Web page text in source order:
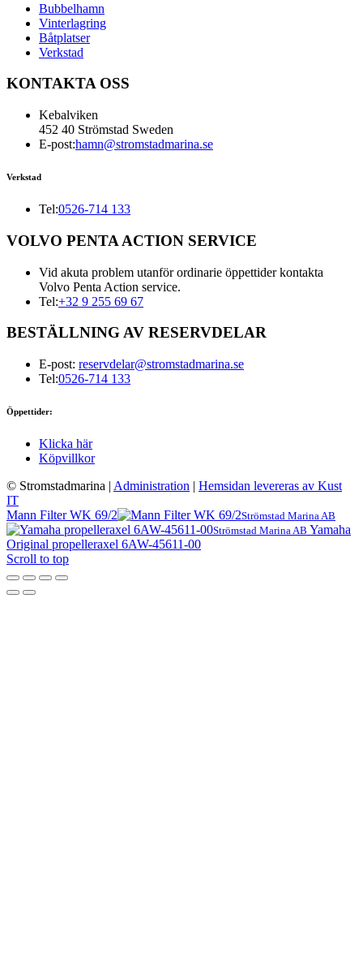
Bubbelhamn
Vinterlagring
Båtplatser
Verkstad
KONTAKTA OSS
Kebalviken
452 40 Strömstad Sweden
E-post:hamn@stromstadmarina.se
Verkstad
Tel:0526-714 133
VOLVO PENTA ACTION SERVICE
Vid akuta problem utanför ordinarie öppettider kontakta
Volvo Penta Action service.
Tel:+32 9 255 69 67
BESTÄLLNING AV RESERVDELAR
E-post: reservdelar@stromstadmarina.se
Tel:0526-714 133
Öppettider:
Klicka här
Köpvillkor
© Stromstadmarina | Administration | Hemsidan levereras av Kust
IT
Mann Filter WK 69/2
Strömstad Marina AB
Strömstad Marina AB Yamaha
Original propelleraxel 6AW-45611-00
Scroll to top